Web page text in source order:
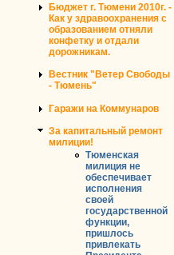
Бюджет г. Тюмени 2010г. -
Как у здравоохранения с
образованием отняли
конфетку и отдали
дорожникам.
Вестник "Ветер Свободы
- Тюмень"
Гаражи на Коммунаров
За капитальный ремонт
милиции!
Тюменская
милиция не
обеспечивает
исполнения
своей
государственной
функции,
пришлось
привлекать